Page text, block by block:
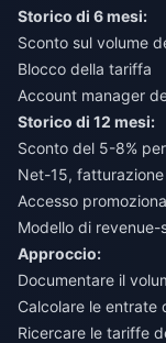
Storico di 6 mesi:
Sconto sul volume
Blocco della tariffa
Account manager
Storico di 12 mesi:
Sconto del 5-8%
Net-15, fatturazione
Accesso
Modello di revenue-
Approccio:
Documentare il
Calcolare le entrate
Ricercare le tariffe